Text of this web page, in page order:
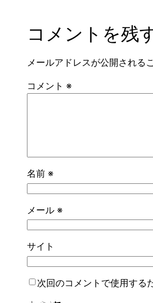
コメントを残
メールアドレスが公開される
コメント ※
名前 ※
メール ※
サイト
次回のコメントで使用する